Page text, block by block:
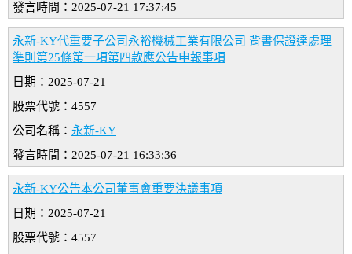
發言時間：2025-07-21 17:37:45
永新-KY代重要子公司永裕機械工業有限公司 背書保證達處理
準則第25條第一項第四款應公告申報事項
日期：2025-07-21
股票代號：4557
公司名稱： 永新-KY
發言時間：2025-07-21 16:33:36
永新-KY公告本公司董事會重要決議事項
日期：2025-07-21
股票代號：4557